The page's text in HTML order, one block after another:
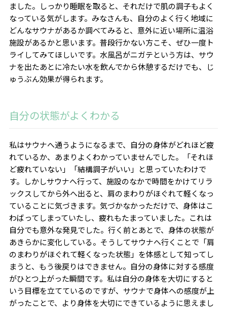
ました。しっかり睡眠を取ると、それだけで肌の調子もよく
なっている気がします。みなさんも、自分のよく行く地域に
どんなサウナがあるか調べてみると、意外に近い場所に温浴
施設があるかと思います。普段行かない方こそ、ぜひ一度ト
ライしてみてほしいです。水風呂がニガテという方は、サウ
ナを出たあとに冷たい水を飲んでから休憩するだけでも、じ
ゅうぶん効果が得られます。
自分の状態がよくわかる
私はサウナへ通うようになるまで、自分の身体がどれほど疲
れているか、あまりよくわかっていませんでした。「それほ
ど疲れていない」「結構調子がいい」と思っていたわけで
す。しかしサウナへ行って、施設のなかで時間をかけてリラ
ックスしてから外へ出ると、肩のまわりがほぐれて軽くなっ
ていることに気づきます。気づかなかっただけで、身体はこ
わばってしまっていたし、疲れもたまっていました。これは
自分でも意外な発見でした。行く前とあとで、身体の状態が
あきらかに変化している。そうしてサウナへ行くことで「肩
のまわりがほぐれて軽くなった状態」を体感として知ってし
まうと、もう後戻りはできません。自分の身体に対する感度
がひとつ上がった瞬間です。私は自分の身体を大切にすると
いう目標を立てているのですが、サウナで身体への感度が上
がったことで、より身体を大切にできているように思えまし